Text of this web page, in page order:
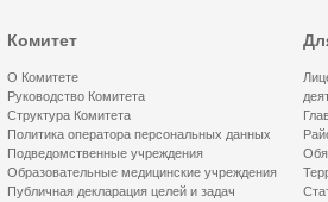
Комитет
О Комитете
Руководство Комитета
Структура Комитета
Политика оператора персональных данных
Подведомственные учреждения
Образовательные медицинские учреждения
Публичная декларация целей и задач